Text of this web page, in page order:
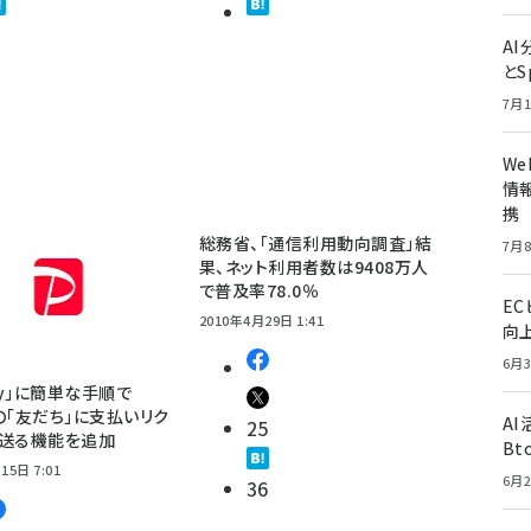
」に簡単な手順で
「友だち」に支払いリク
る機能を追加
日 7:01
総務省、「通信利用動向調査」結
果、ネット利用者数は9408万人
で普及率78.0％
2010年4月29日 1:41
25
36
AI
と
7月
情
携
7月
EC
向
6月
AI
6月